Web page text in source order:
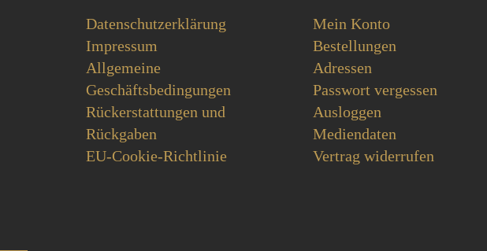
Datenschutzerklärung
Impressum
Allgemeine
Geschäftsbedingungen
Rückerstattungen und
Rückgaben
EU-Cookie-Richtlinie
Mein Konto
Bestellungen
Adressen
Passwort vergessen
Ausloggen
Mediendaten
Vertrag widerrufen